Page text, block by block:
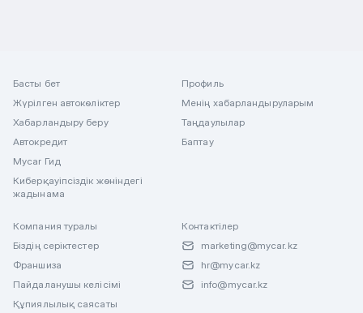
Басты бет
Жүрілген автокөліктер
Хабарландыру беру
Автокредит
Mycar Гид
Киберқауіпсіздік жөніндегі
жадынама
Профиль
Менің хабарландыруларым
Таңдаулылар
Баптау
Компания туралы
Біздің серіктестер
Франшиза
Пайдаланушы келісімі
Құпиялылық саясаты
Контактілер
marketing@mycar.kz
hr@mycar.kz
info@mycar.kz